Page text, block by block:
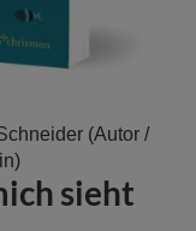
(Autor /
sieht